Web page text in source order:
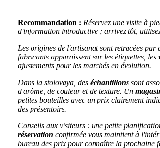
Recommandation : Réservez une visite à
d'information introductive ; arrivez tôt,
Les origines de l'artisanat sont retracées par
fabricants apparaissent sur les étiquettes, les
ajustements pour les marchés en évolution.
Dans la stolovaya, des échantillons sont
d'arôme, de couleur et de texture. Un
petites bouteilles avec un prix clairement
des présentoirs.
Conseils aux visiteurs : une petite
réservation confirmée vous maintient à
bureau des prix pour connaître la prochaine